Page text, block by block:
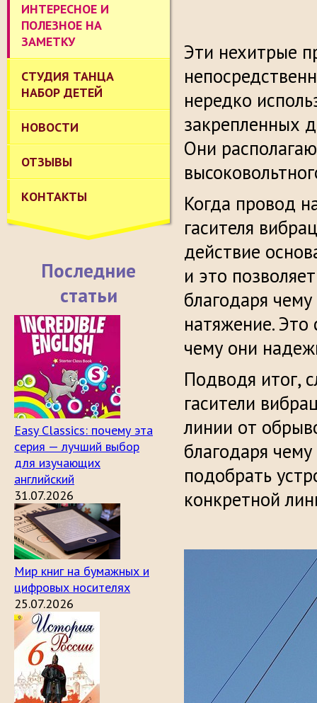
ИНТЕРЕСНОЕ И
ПОЛЕЗНОЕ НА
ЗАМЕТКУ
СТУДИЯ ТАНЦА
НАБОР ДЕТЕЙ
НОВОСТИ
ОТЗЫВЫ
КОНТАКТЫ
Последние
статьи
Easy Classics: почему эта
серия — лучший выбор
для изучающих
английский
31.07.2026
Мир книг на бумажных и
цифровых носителях
25.07.2026
Эти нехитрые
нередко
закрепленных
Они
Когда провод
гасителя
действие
и это
благодаря
натяжение. Это
чему они
Подводя итог,
гасители
линии от
благодаря
подобрать
конкретной